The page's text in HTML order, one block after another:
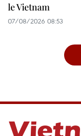
le Vietnam
07/08/2026 08:53